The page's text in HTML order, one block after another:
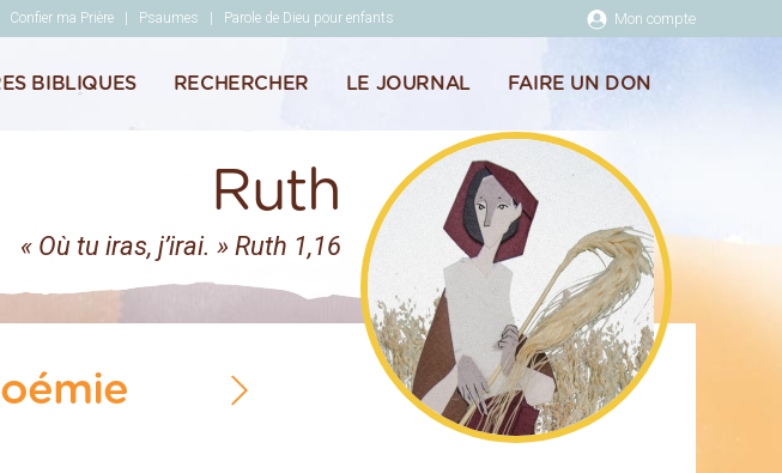
Confier ma Prière Psaumes Parole de Dieu pour enfants Mon compte
BIBLIQUES RECHERCHER LE JOURNAL FAIRE UN DON
Ruth
« Où tu iras, j’irai. » Ruth 1,16